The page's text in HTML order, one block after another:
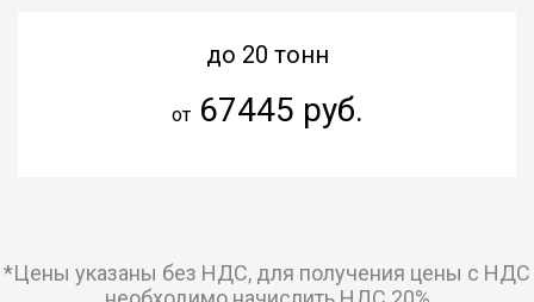
до 20 тонн
от67445 руб.
*Цены указаны без НДС, для получения цены с НДС